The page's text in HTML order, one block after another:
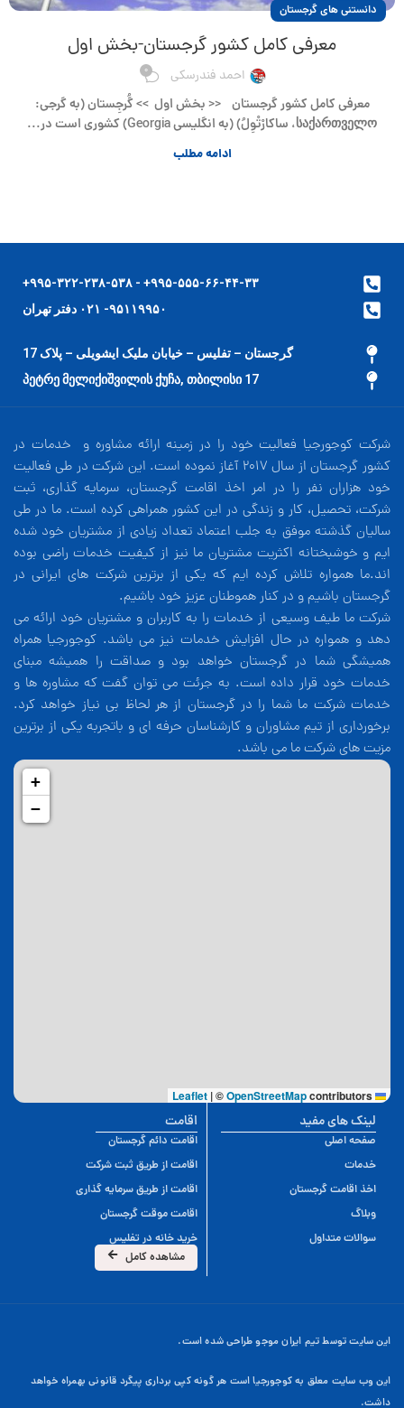
دانستنی های گرجستان
معرفی کامل کشور گرجستان-بخش اول
احمد فندرسکی 0
معرفی کامل کشور گرجستان << بخش اول >> گُرجِستان (به گرجی:
საქართველო، ساکارْتْوِلُ) (به انگلیسی Georgia) کشوری است در...
ادامه مطلب
۹۹۵-۵۵۵-۶۶-۴۴-۳۳+ - ۹۹۵-۳۲۲-۲۳۸-۵۳۸+
۹۵۱۱۹۹۵۰- ۰۲۱ دفتر تهران
گرجستان – تفلیس – خیابان ملیک ایشویلی – پلاک 17
17 პეტრე მელიქიშვილის ქუჩა, თბილისი
شرکت کوجورجیا فعالیت خود را در زمینه ارائه مشاوره و خدمات در
کشور گرجستان از سال 2017 آغاز نموده است. این شرکت در طی فعالیت
خود هزاران نفر را در امر اخذ اقامت گرجستان، سرمایه گذاری، ثبت
شرکت، تحصیل، کار و زندگی در این کشور همراهی کرده است. ما در طی
سالیان گذشته موفق به جلب اعتماد تعداد زیادی از مشتریان خود شده
ایم و خوشبختانه اکثریت مشتریان ما نیز از کیفیت خدمات راضی بوده
اند.ما همواره تلاش کرده ایم که یکی از برترین شرکت های ایرانی در
گرجستان باشیم و در کنار هموطنان عزیز خود باشیم.
شرکت ما طیف وسیعی از خدمات را به کاربران و مشتریان خود ارائه می
دهد و همواره در حال افزایش خدمات نیز می باشد. کوجورجیا همراه
همیشگی شما در گرجستان خواهد بود و صداقت را همیشه مبنای
خدمات خود قرار داده است. به جرئت می توان گفت که مشاوره ها و
خدمات شرکت ما شما را در گرجستان از هر لحاظ بی نیاز خواهد کرد.
برخورداری از تیم مشاوران و کارشناسان حرفه ای و باتجربه یکی از برترین
مزیت های شرکت ما می باشد.
+
−
Leaflet
|©OpenStreetMapcontributors
اقامت
اقامت دائم گرجستان
اقامت از طریق ثبت شرکت
اقامت از طریق سرمایه گذاری
اقامت موقت گرجستان
خرید خانه در تفلیس
مشاهده کامل
لینک های مفید
صفحه اصلی
خدمات
اخذ اقامت گرجستان
وبلاگ
سوالات متداول
این سایت توسط تیم ایران موجو طراحی شده است.
این وب سایت معلق به کوجورجیا است هر گونه کپی برداری پیگرد قانونی بهمراه خواهد
داشت.